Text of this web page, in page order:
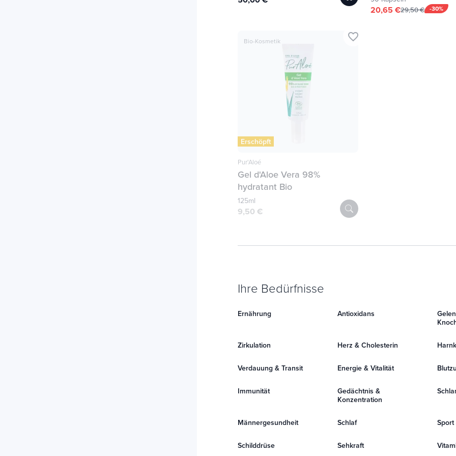
-30%
20,65 €29,50 €
Bio-Kosmetik
Erschöpft
Pur'Aloé
Gel d'Aloe Vera 98%
hydratant Bio
125ml
9,50 €
favorite_border
Ihre Bedürfnisse
Ernährung Antioxidans
Zirkulation Herz & Cholesterin
Verdauung & Transit Energie & Vitalität
Immunität
Gedächtnis &
Konzentration
Männergesundheit Schlaf
Schilddrüse Sehkraft